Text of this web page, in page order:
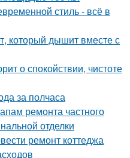
стиль - всё в
который дышит вместе с
о спокойствии, чистоте
за полчаса
ремонта частного
отделки
ремонт коттеджа